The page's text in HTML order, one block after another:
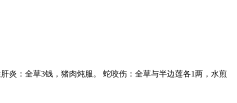
炎：全草3钱，猪肉炖服。 蛇咬伤：全草与半边莲各1两，水煎